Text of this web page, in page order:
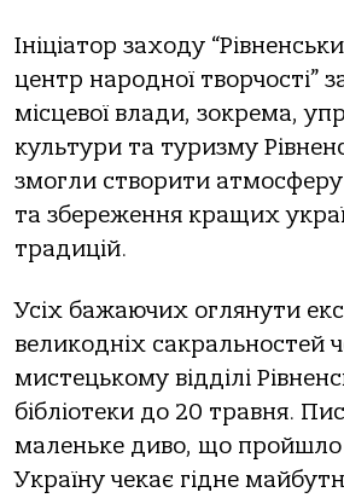
Ініціатор заходу
центр народної творчості”
місцевої влади, зокрема,
культури та туризму
змогли створити
та збереження кращих
традицій.
Усіх бажаючих оглянути
великодніх сакральностей
мистецькому відділі
бібліотеки до 20 травня.
маленьке диво, що пройшло
Україну чекає гідне